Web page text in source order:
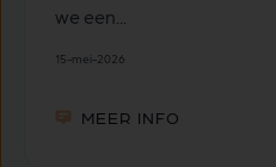
we een...
15-mei-2026
MEER INFO